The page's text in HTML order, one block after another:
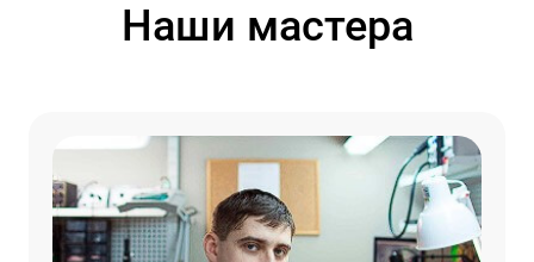
Наши мастера